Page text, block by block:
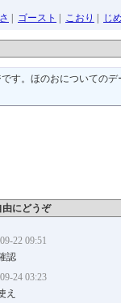
ゴースト こおり じ
す。ほのおについての
にどうぞ
22 09:51
認
24 03:23
え